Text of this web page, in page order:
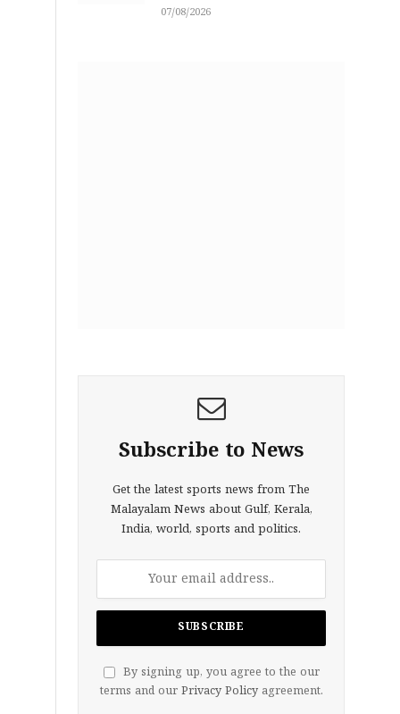
07/08/2026
Subscribe to News
Get the latest sports news from The
Malayalam News about Gulf, Kerala,
India, world, sports and politics.
By signing up, you agree to the our
terms and our Privacy Policyagreement.